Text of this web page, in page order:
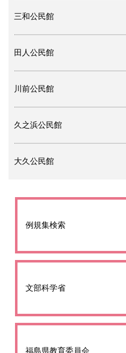
三和公民館
田人公民館
川前公民館
久之浜公民館
大久公民館
例規集検索
文部科学省
福島県教育委員会